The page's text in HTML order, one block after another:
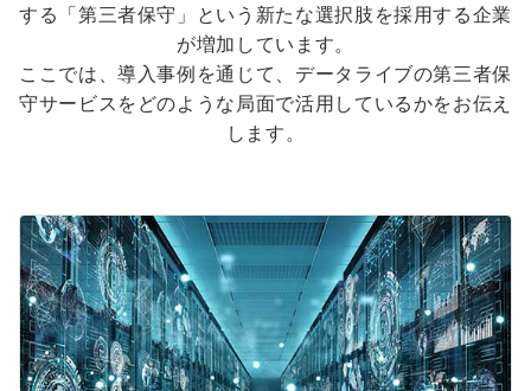
する「第三者保守」という新たな選択肢を採用する企業
が増加しています。
ここでは、導入事例を通じて、データライブの第三者保
守サービスをどのような局面で活用しているかをお伝え
します。